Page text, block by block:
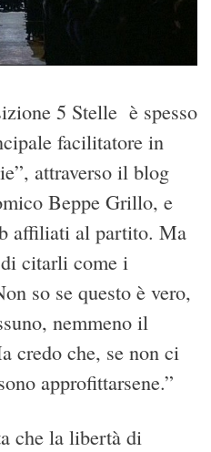
5 Stelle è spesso
facilitatore in
attraverso il blog
Beppe Grillo, e
affiliati al partito. Ma
citarli come i
so se questo è vero,
nemmeno il
credo che, se non ci
approfittarsene.”
che la libertà di